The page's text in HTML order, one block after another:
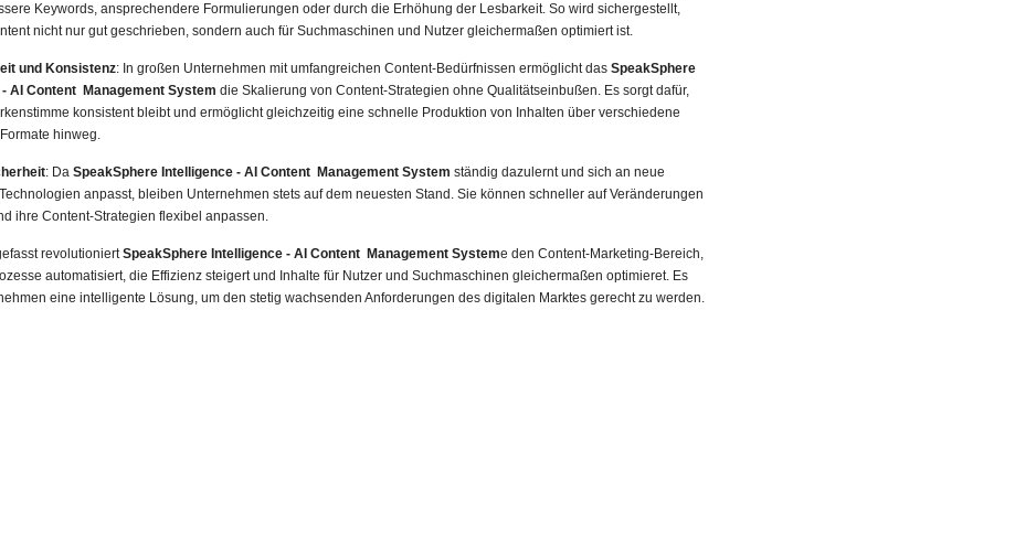
Keywords, ansprechendere Formulierungen oder durch die Erhöhung der Lesbarkeit. So wird sichergestellt,
nicht nur gut geschrieben, sondern auch für Suchmaschinen und Nutzer gleichermaßen optimiert ist.
und Konsistenz: In großen Unternehmen mit umfangreichen Content-Bedürfnissen ermöglicht das SpeakSphere
- AI Content Management System die Skalierung von Content-Strategien ohne Qualitätseinbußen. Es sorgt dafür,
konsistent bleibt und ermöglicht gleichzeitig eine schnelle Produktion von Inhalten über verschiedene
hinweg.
: Da SpeakSphere Intelligence - AI Content Management System ständig dazulernt und sich an neue
anpasst, bleiben Unternehmen stets auf dem neuesten Stand. Sie können schneller auf Veränderungen
ihre Content-Strategien flexibel anpassen.
revolutioniertSpeakSphere Intelligence - AI Content Management Systeme den Content-Marketing-Bereich,
automatisiert, die Effizienz steigert und Inhalte für Nutzer und Suchmaschinen gleichermaßen optimieret. Es
eine intelligente Lösung, um den stetig wachsenden Anforderungen des digitalen Marktes gerecht zu werden.